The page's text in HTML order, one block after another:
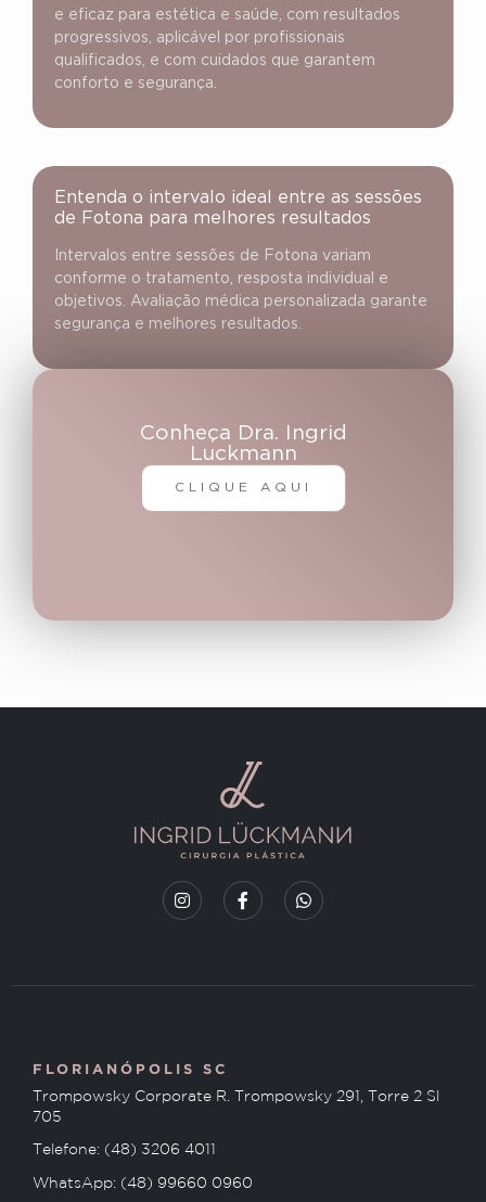
e eficaz para estética e saúde, com resultados
progressivos, aplicável por profissionais
qualificados, e com cuidados que garantem
conforto e segurança.
Entenda o intervalo ideal entre as sessões
de Fotona para melhores resultados
Intervalos entre sessões de Fotona variam
conforme o tratamento, resposta individual e
objetivos. Avaliação médica personalizada garante
segurança e melhores resultados.
Conheça Dra. Ingrid
Luckmann
CLIQUE AQUI
FLORIANÓPOLIS SC
Trompowsky Corporate R. Trompowsky 291, Torre 2 Sl
705
Telefone: (48) 3206 4011
WhatsApp: (48) 99660 0960